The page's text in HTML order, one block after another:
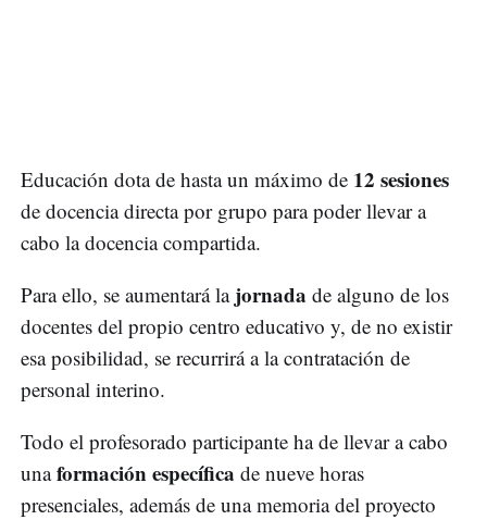
Educación dota de hasta un máximo de 12 sesiones
de docencia directa por grupo para poder llevar a
cabo la docencia compartida.
Para ello, se aumentará la jornada de alguno de los
docentes del propio centro educativo y, de no existir
esa posibilidad, se recurrirá a la contratación de
personal interino.
Todo el profesorado participante ha de llevar a cabo
unaformación específica de nueve horas
presenciales, además de una memoria del proyecto